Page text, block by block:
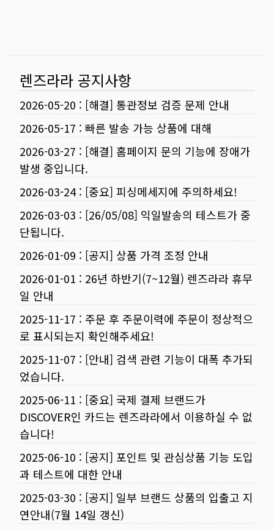
렌즈라라 공지사항
2026-05-20 : [해결] 통관정보 검증 문제 안내
2026-05-17 : 빠른 발송 가능 상품에 대해
2026-03-27 : [해결] 홈페이지 문의 기능에 장애가
발생 중입니다.
2026-03-24: [중요] 피싱메세지에 주의하세요!
2026-03-03 : [26/05/08] 익일발송의 테스트가 중
단됩니다.
2026-01-09 : [공지] 상품 가격 조정 안내
2026-01-01 : 26년 하반기(7~12월) 렌즈라라 휴무
일 안내
2025-11-17 : 주문 후 주문이력에 주문이 정상적으
로 표시되는지 확인해주세요!
2025-11-07 : [안내] 검색 관련 기능이 대폭 추가되
었습니다.
2025-06-11 : [중요] 국제 결제 브랜드가
DISCOVER인 카드는 렌즈라라에서 이용하실 수 없
습니다!
2025-06-10 : [공지] 포인트 및 관심상품 기능 도입
과 테스트에 대한 안내
2025-03-30 : [공지] 일부 브랜드 상품의 입출고 지
연안내(7월 14일 갱신)